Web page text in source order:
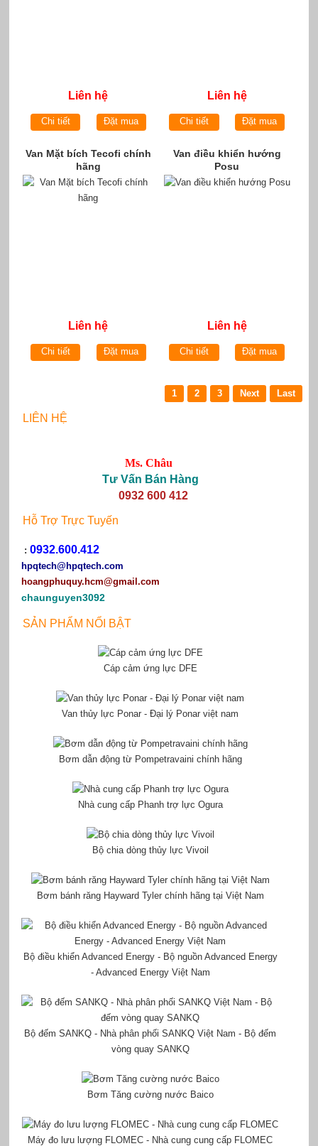
Liên hệ
Chi tiết Đặt mua
Liên hệ
Chi tiết Đặt mua
Van Mặt bích Tecofi chính
hãng
Liên hệ
Chi tiết Đặt mua
Van điều khiển hướng
Posu
Liên hệ
Chi tiết Đặt mua
1 2 3 Next Last
LIÊN HỆ
Ms. Châu
Tư Vấn Bán Hàng
0932 600 412
Hỗ Trợ Trực Tuyến
: 0932.600.412
hpqtech@hpqtech.com
hoangphuquy.hcm@gmail.com
chaunguyen3092
SẢN PHẨM NỔI BẬT
Cáp cảm ứng lực DFE
Van thủy lực Ponar - Đại lý Ponar việt nam
Bơm dẫn động từ Pompetravaini chính hãng
Nhà cung cấp Phanh trợ lực Ogura
Bộ chia dòng thủy lực Vivoil
Bơm bánh răng Hayward Tyler chính hãng tại Việt Nam
Bộ điều khiển Advanced Energy - Bộ nguồn Advanced Energy
- Advanced Energy Việt Nam
Bộ đếm SANKQ - Nhà phân phối SANKQ Việt Nam - Bộ đếm
vòng quay SANKQ
Bơm Tăng cường nước Baico
Máy đo lưu lượng FLOMEC - Nhà cung cung cấp FLOMEC